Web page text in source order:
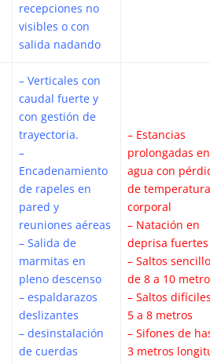
recepciones no
visibles o con
salida nadando
– Verticales con
caudal fuerte y
con gestión de
trayectoria.
–
Encadenamiento
de rapeles en
pared y
reuniones aéreas
– Salida de
marmitas en
pleno descenso
– espaldarazos
deslizantes
– desinstalación
de cuerdas
– Estancias
prolongadas en
agua con
de temperatura
corporal
– Natación en
deprisa fuertes
– Saltos
de 8 a 10
– Saltos
5 a 8 metros
– Sifones de
3 metros